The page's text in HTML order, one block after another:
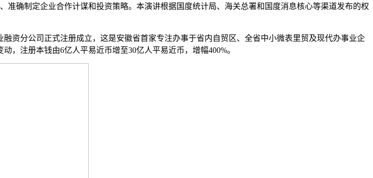
确制定企业合作计谋和投资策略。本演讲根据国度统计局、海关总署和国度消息核心等渠道发布的权
分公司正式注册成立，这是安徽省首家专注办事于省内自贸区、全省中小微表里贸及现代办事业企
，注册本钱由6亿人平易近币增至30亿人平易近币，增幅400%。